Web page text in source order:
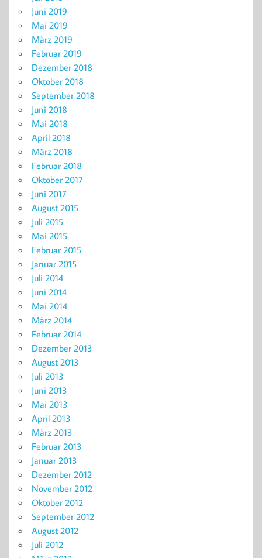
Juni 2019
Mai 2019
März 2019
Februar 2019
Dezember 2018
Oktober 2018
September 2018
Juni 2018
Mai 2018
April 2018
März 2018
Februar 2018
Oktober 2017
Juni 2017
August 2015
Juli 2015
Mai 2015
Februar 2015
Januar 2015
Juli 2014
Juni 2014
Mai 2014
März 2014
Februar 2014
Dezember 2013
August 2013
Juli 2013
Juni 2013
Mai 2013
April 2013
März 2013
Februar 2013
Januar 2013
Dezember 2012
November 2012
Oktober 2012
September 2012
August 2012
Juli 2012